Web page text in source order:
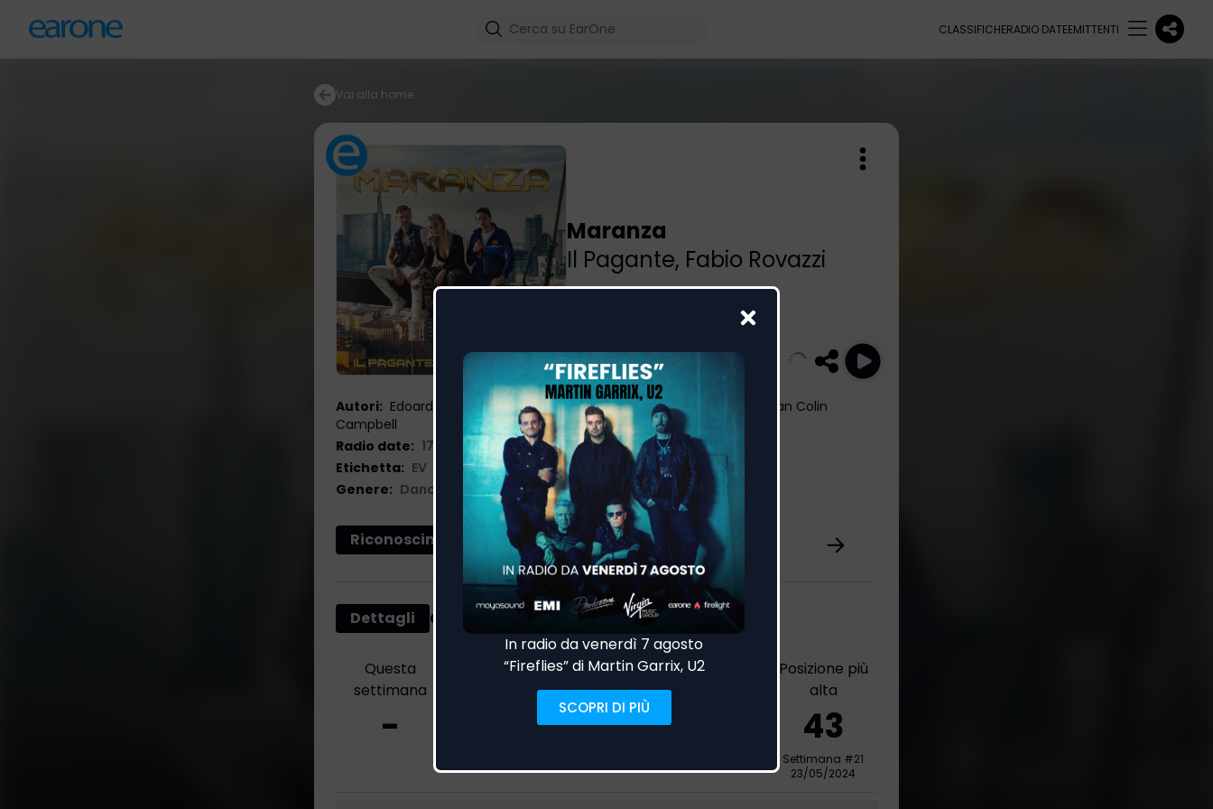
CLASSIFICHERADIO DATEEMITTENTI
Vai alla home
Maranza
Il Pagante, Fabio Rovazzi
Autori: Edoardo Cremona, Fabio Rovazzi, Alessandro La Cava, Robyx, Ian Colin
Campbell
Radio date: 17/05/2024
Etichetta: EV
Genere: Dance
Riconoscimenti
1
Dettagli Classifica EarOne Airplay
Questa
settimana
-
Scorsa
Differenza
-
Settimane in
Posizione più
alta
43
Settimana #21
23/05/2024